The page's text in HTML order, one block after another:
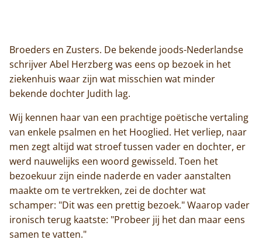
Broeders en Zusters. De bekende joods-Nederlandse
schrijver Abel Herzberg was eens op bezoek in het
ziekenhuis waar zijn wat misschien wat minder
bekende dochter Judith lag.
Wij kennen haar van een prachtige poëtische vertaling
van enkele psalmen en het Hooglied. Het verliep, naar
men zegt altijd wat stroef tussen vader en dochter, er
werd nauwelijks een woord gewisseld. Toen het
bezoekuur zijn einde naderde en vader aanstalten
maakte om te vertrekken, zei de dochter wat
schamper: "Dit was een prettig bezoek." Waarop vader
ironisch terug kaatste: "Probeer jij het dan maar eens
samen te vatten."